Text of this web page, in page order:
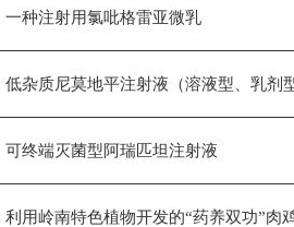
一种注射用氯吡格雷亚微乳
低杂质尼莫地平注射液（溶液型、乳剂
可终端灭菌型阿瑞匹坦注射液
利用岭南特色植物开发的“药养双功”肉